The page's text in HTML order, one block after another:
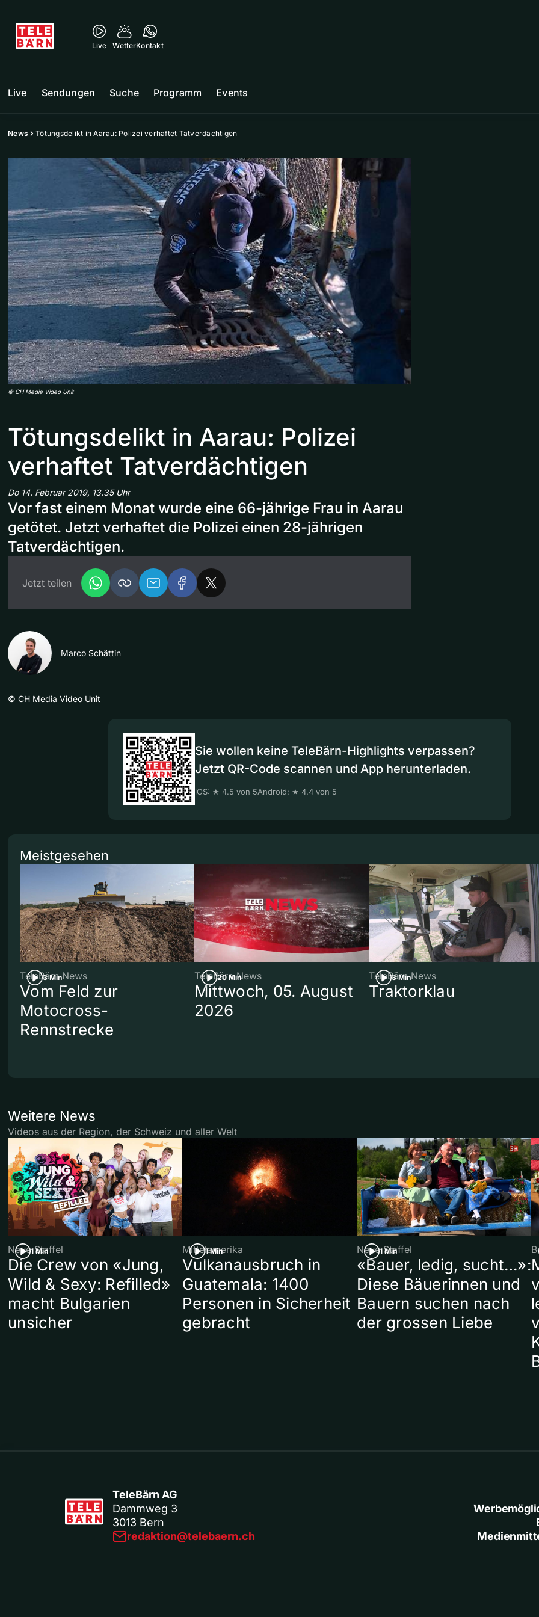
Live WetterKontakt
Live Sendungen Suche Programm Events
News Tötungsdelikt in Aarau: Polizei verhaftet Tatverdächtigen
© CH Media Video Unit
Tötungsdelikt in Aarau: Polizei
verhaftet Tatverdächtigen
Do 14. Februar 2019, 13.35 Uhr
Vor fast einem Monat wurde eine 66-jährige Frau in Aarau
getötet. Jetzt verhaftet die Polizei einen 28-jährigen
Tatverdächtigen.
Jetzt teilen
Marco Schättin
© CH Media Video Unit
Sie wollen keine TeleBärn-Highlights verpassen?
Jetzt QR-Code scannen und App herunterladen.
iOS: ★ 4.5 von 5Android: ★ 4.4 von 5
Meistgesehen
3 Min
TeleBärn News
Vom Feld zur
Motocross-
Rennstrecke
20 Min
TeleBärn News
Mittwoch, 05. August
2026
3 Min
TeleBärn News
Traktorklau
Weitere News
Videos aus der Region, der Schweiz und aller Welt
1 Min
Neue Staffel
Die Crew von «Jung,
Wild & Sexy: Refilled»
macht Bulgarien
unsicher
1 Min
Mittelamerika
Vulkanausbruch in
Guatemala: 1400
Personen in Sicherheit
gebracht
1 Min
Neue Staffel
«Bauer, ledig, sucht…»:
Diese Bäuerinnen und
Bauern suchen nach
der grossen Liebe
TeleBärn AG
Dammweg 3
3013 Bern
redaktion@telebaern.ch